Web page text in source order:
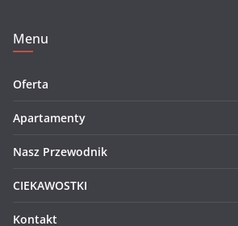
Menu
Oferta
Apartamenty
Nasz Przewodnik
CIEKAWOSTKI
Kontakt